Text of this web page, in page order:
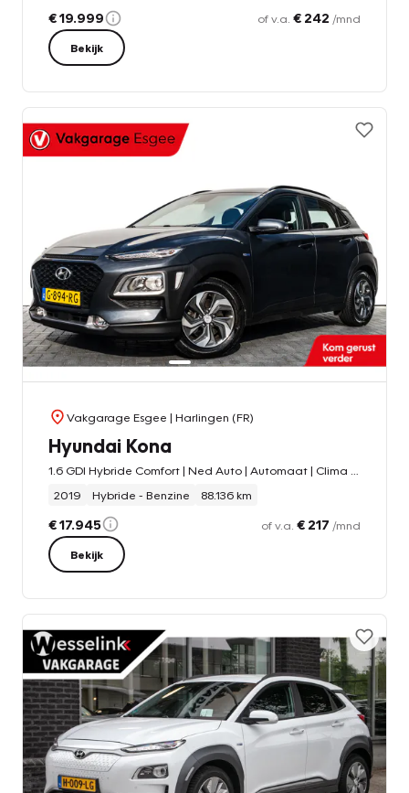
€ 19.999 of v.a. € 242 /mnd
Bekijk
Vakgarage Esgee | Harlingen (FR)
Hyundai Kona
2019
Hybride - Benzine 88.136 km
€ 17.945 of v.a. € 217 /mnd
Bekijk